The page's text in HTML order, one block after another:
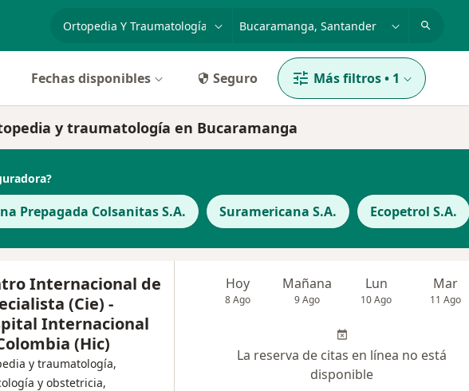
especialidad, enfermedad o nombre
Fechas disponibles Seguro Más filtros• 1
y traumatología en Bucaramanga
Prepagada Colsanitas S.A. Suramericana S.A. Ecopetrol S.A.
Internacional de
(Cie) -
Internacional
(Hic)
y traumatología,
y obstetricia,
Hoy
8 Ago
Mañana
9 Ago
Lun
10 Ago
Mar
11 Ago
La reserva de citas en línea no está
disponible